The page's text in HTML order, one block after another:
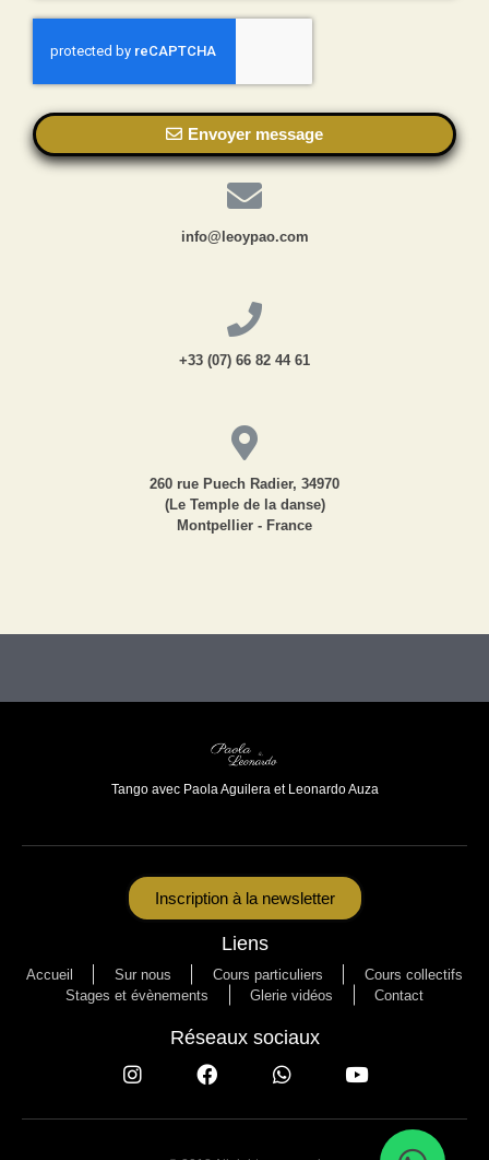
Envoyer message
info@leoypao.com
+33 (07) 66 82 44 61
260 rue Puech Radier, 34970
(Le Temple de la danse)
Montpellier - France
Tango avec Paola Aguilera et Leonardo Auza
Inscription à la newsletter
Liens
Accueil Sur nous Cours particuliers
Cours collectifs
Stages et évènements
Glerie vidéos Contact
Réseaux sociaux